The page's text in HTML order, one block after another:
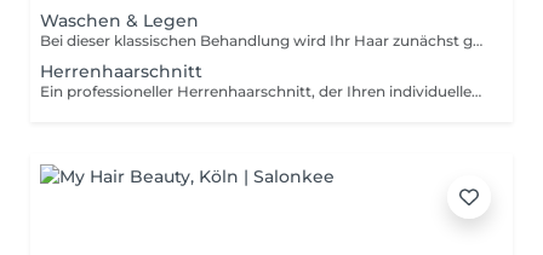
Waschen & Legen
Bei dieser klassischen Behandlung wird Ihr Haar zunächst gründlich gewaschen und anschließend präzise gelegt, um die gewünschte Form zu erreichen. Zum Abschluss wird Ihr Haar professionell geföhnt, um ein glänzendes, perfekt gestyltes Finish zu erzielen. Diese Technik eignet sich ideal, um Volumen und langanhaltende Form in Ihr Haar zu bringen, egal ob für den Alltag oder besondere Anlässe. Vereinbaren Sie einen Termin und genießen Sie den frischen Look nach dieser Rundum-Pflege!
Herrenhaarschnitt
Ein professioneller Herrenhaarschnitt, der Ihren individuellen Stil unterstreicht. Ob klassisch, modern oder trendig wir passen den Schnitt genau an Ihre Wünsche und Ihren Typ an. Präzises Arbeiten und saubere Konturen stehen dabei im Mittelpunkt, sodass Sie mit einem frischen, gepflegten Look den Salon verlassen. Vereinbaren Sie jetzt einen Termin und genießen Sie einen Haarschnitt, der perfekt auf Sie zugeschnitten ist!